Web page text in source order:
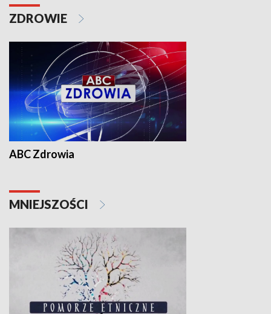
ZDROWIE
ABC Zdrowia
MNIEJSZOŚCI